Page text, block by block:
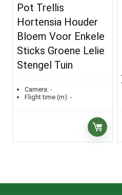
Pot Trellis
Hortensia Houder
Bloem Voor Enkele
Sticks Groene Lelie
Stengel Tuin
Camera: -
Flight time (m): -